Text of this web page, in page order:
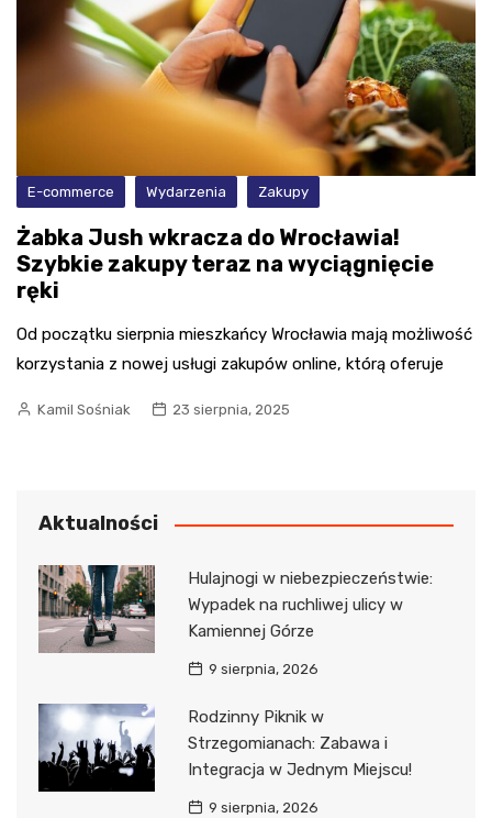
E-commerce Wydarzenia Zakupy
Żabka Jush wkracza do Wrocławia!
Szybkie zakupy teraz na wyciągnięcie
ręki
Od początku sierpnia mieszkańcy Wrocławia mają możliwość
korzystania z nowej usługi zakupów online, którą oferuje
Kamil Sośniak 23 sierpnia, 2025
Aktualności
Hulajnogi w niebezpieczeństwie:
Wypadek na ruchliwej ulicy w
Kamiennej Górze
9 sierpnia, 2026
Rodzinny Piknik w
Strzegomianach: Zabawa i
Integracja w Jednym Miejscu!
9 sierpnia, 2026